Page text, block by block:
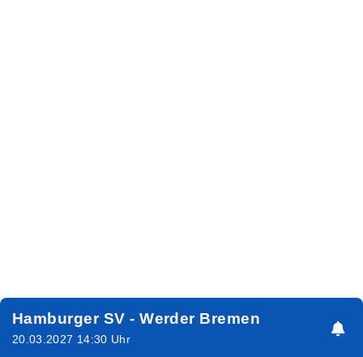
Hamburger SV - Werder Bremen
20.03.2027 14:30 Uhr